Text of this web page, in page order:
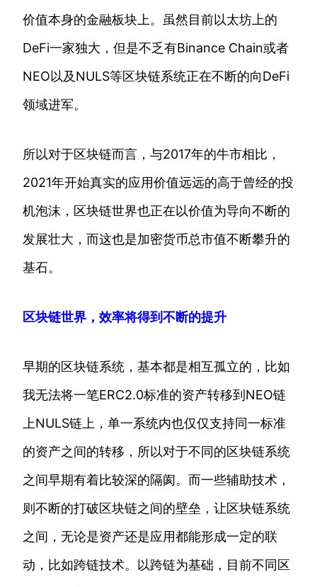
价值本身的金融板块上。虽然目前以太坊上的
DeFi一家独大，但是不乏有Binance Chain或者
NEO以及NULS等区块链系统正在不断的向DeFi
领域进军。
所以对于区块链而言，与2017年的牛市相比，
2021年开始真实的应用价值远远的高于曾经的投
机泡沫，区块链世界也正在以价值为导向不断的
发展壮大，而这也是加密货币总市值不断攀升的
基石。
区块链世界，效率将得到不断的提升
早期的区块链系统，基本都是相互孤立的，比如
我无法将一笔ERC2.0标准的资产转移到NEO链
上NULS链上，单一系统内也仅仅支持同一标准
的资产之间的转移，所以对于不同的区块链系统
之间早期有着比较深的隔阂。而一些辅助技术，
则不断的打破区块链之间的壁垒，让区块链系统
之间，无论是资产还是应用都能形成一定的联
动，比如跨链技术。以跨链为基础，目前不同区